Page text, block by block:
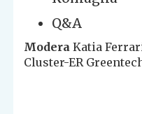
Q&A
Modera Katia
Cluster-ER